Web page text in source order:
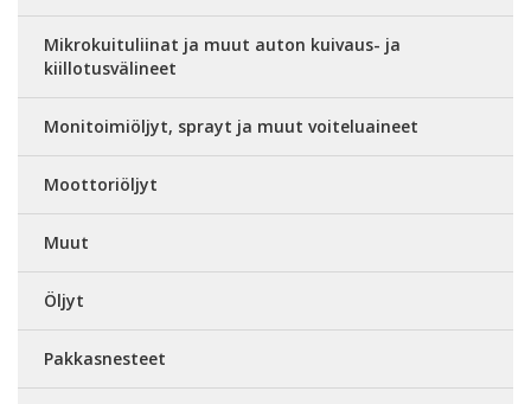
Mikrokuituliinat ja muut auton kuivaus- ja
kiillotusvälineet
Monitoimiöljyt, sprayt ja muut voiteluaineet
Moottoriöljyt
Muut
Öljyt
Pakkasnesteet